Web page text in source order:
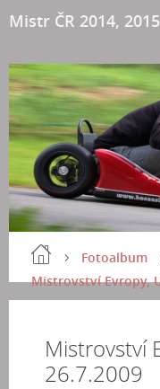
Mistr ČR 2014,
Fotoalbum
Mistrovství Evropy,
Mistrovství
26.7.2009